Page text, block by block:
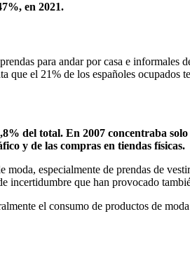
en 2021.
para andar por casa e
que el 21% de los españoles ocupados
del total. En 2007 concentraba
y de las compras en tiendas físicas.
moda, especialmente de prendas de
incertidumbre que han provocado
el consumo de productos de